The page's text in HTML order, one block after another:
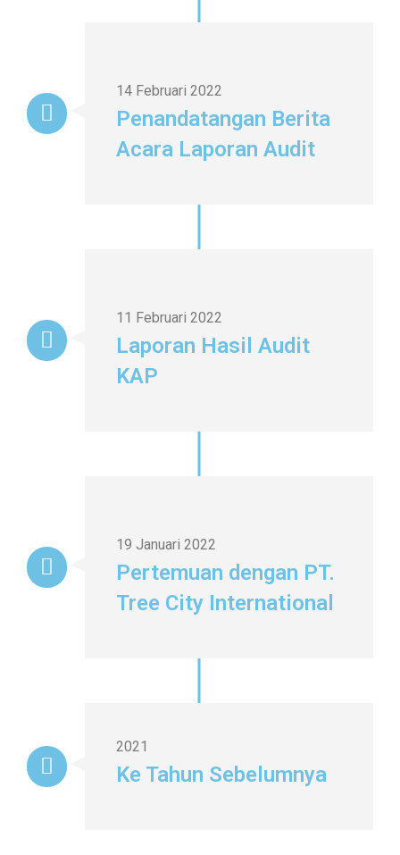
14 Februari 2022
Penandatangan Berita
Acara Laporan Audit
11 Februari 2022
Laporan Hasil Audit
KAP
19 Januari 2022
Pertemuan dengan PT.
Tree City International
2021
Ke Tahun Sebelumnya